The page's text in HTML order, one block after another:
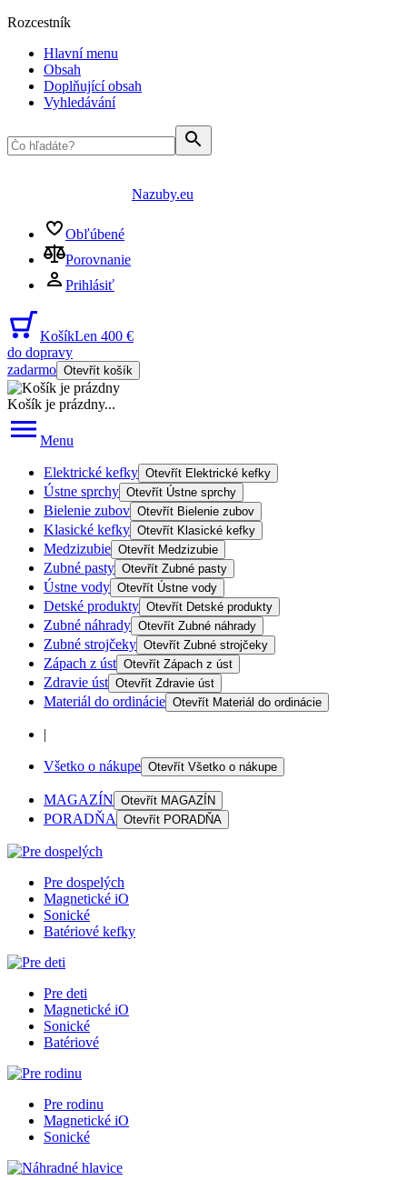
Rozcestník
Hlavní menu
Obsah
Doplňující obsah
Vyhledávání
Nazuby.eu
Obľúbené
Porovnanie
Prihlásiť
KošíkLen 400 €
do dopravy
zadarmo Otevřít košík
Košík je prázdny...
Menu
Elektrické kefky Otevřít Elektrické kefky
Ústne sprchy Otevřít Ústne sprchy
Bielenie zubov Otevřít Bielenie zubov
Klasické kefky Otevřít Klasické kefky
Medzizubie Otevřít Medzizubie
Zubné pasty Otevřít Zubné pasty
Ústne vody Otevřít Ústne vody
Detské produkty Otevřít Detské produkty
Zubné náhrady Otevřít Zubné náhrady
Zubné strojčeky Otevřít Zubné strojčeky
Zápach z úst Otevřít Zápach z úst
Zdravie úst Otevřít Zdravie úst
Materiál do ordinácie Otevřít Materiál do ordinácie
|
Všetko o nákupe Otevřít Všetko o nákupe
MAGAZÍN Otevřít MAGAZÍN
PORADŇA Otevřít PORADŇA
Pre dospelých
Magnetické iO
Sonické
Batériové kefky
Pre deti
Magnetické iO
Sonické
Batériové
Pre rodinu
Magnetické iO
Sonické